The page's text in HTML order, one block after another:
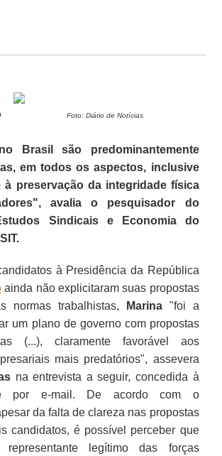
Foto: Diário de Notícias
Brasil são predominantemente
em todos os aspectos, inclusive
à preservação da integridade física
avalia o pesquisador do
Sindicais e Economia do
à Presidência da República
ainda não explicitaram suas propostas
normas trabalhistas,
Marina"foi a
um plano de governo com propostas
(...), claramente favorável aos
mais predatórios", assevera
na entrevista a seguir, concedida à
por e-mail. De acordo com o
da falta de clareza nas propostas
candidatos, é possível perceber que
legítimo das forças